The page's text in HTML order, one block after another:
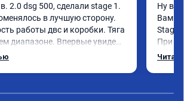
2.0 dsg 500, сделали stage 1.
в лучшую сторону.
работы двс и коробки. Тяга
диапазоне. Впервые увидел
меньше 8 литров. Сколько
раньше.
Ну
Вам!
Stage
При
было,